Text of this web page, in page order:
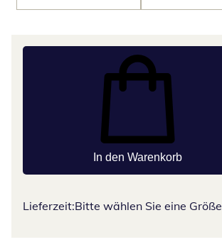
In den Warenkorb
Lieferzeit:Bitte wählen Sie eine Größe